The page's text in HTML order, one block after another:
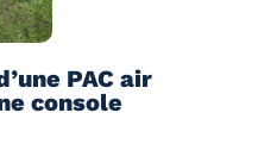
PAC air
console